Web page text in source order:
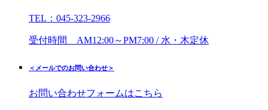
TEL：045-323-2966
受付時間 AM12:00～PM7:00 / 水・木定休
＜メールでのお問い合わせ＞
お問い合わせフォームはこちら